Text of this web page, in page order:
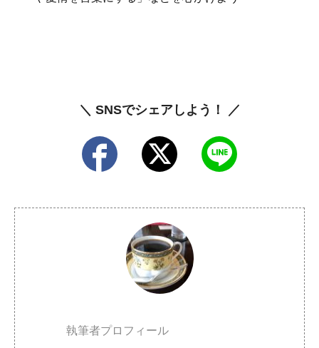
＼ SNSでシェアしよう！ ／
執筆者プロフィール